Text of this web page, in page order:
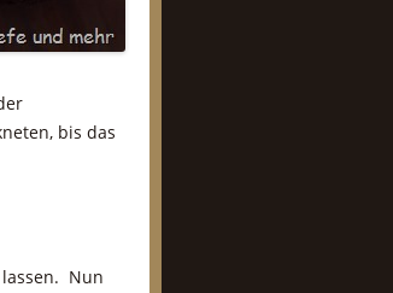
bis das
lassen. Nun